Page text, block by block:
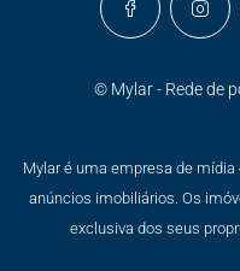
© Mylar - Rede de
Mylar é uma empresa de
anúncios imobiliários. Os
exclusiva dos seus